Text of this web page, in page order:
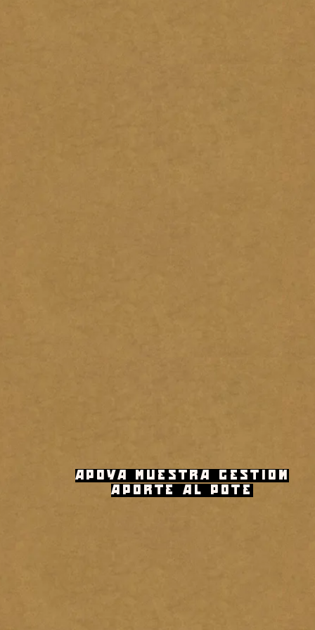
APOYA MUESTRA GESTION
APORTE AL POTE